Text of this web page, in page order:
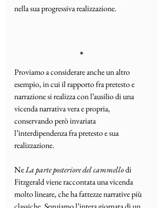
nella sua progressiva realizzazione.
*
Proviamo a considerare anche un altro
esempio, in cui il rapporto fra pretesto e
narrazione si realizza con l’ausilio di una
vicenda narrativa vera e propria,
conservando però invariata
l’interdipendenza fra pretesto e sua
realizzazione.
Ne La parte posteriore del cammello di
Fitzgerald viene raccontata una vicenda
molto lineare, che ha fattezze narrative più